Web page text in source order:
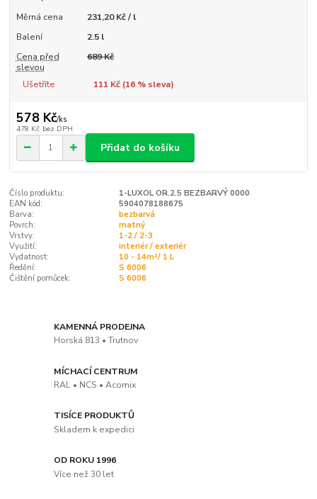
Měrná cena
231,20 Kč / l
Balení
2.5 l
Cena před
slevou
689 Kč
Ušetříte 111 Kč (16% sleva)
578 Kč/ks
478 Kč bez DPH
Přidat do košíku
Číslo produktu:
1-LUXOL OR.2.5 BEZBARVÝ 0000
EAN kód:
5904078188675
Barva:
bezbarvá
Povrch:
matný
Vrstvy:
1-2 / 2-3
Využití:
interiér / exteriér
Vydatnost:
10 - 14m²/ 1 L
Ředění:
S 6006
Čištění pomůcek:
S 6006
KAMENNÁ PRODEJNA
Horská 813 • Trutnov
MÍCHACÍ CENTRUM
RAL • NCS • Acomix
TISÍCE PRODUKTŮ
Skladem k expedici
OD ROKU 1996
Více než 30 let